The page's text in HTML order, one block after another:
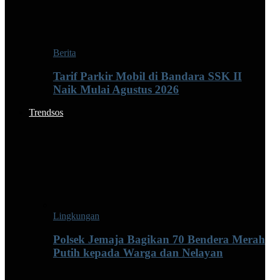
Berita
Tarif Parkir Mobil di Bandara SSK II
Naik Mulai Agustus 2026
Trendsos
Lingkungan
Polsek Jemaja Bagikan 70 Bendera Merah
Putih kepada Warga dan Nelayan